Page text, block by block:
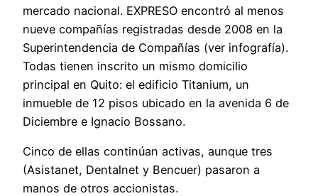
mercado nacional. EXPRESO encontró al menos
nueve compañías registradas desde 2008 en la
Superintendencia de Compañías (ver infografía).
Todas tienen inscrito un mismo domicilio
principal en Quito: el edificio Titanium, un
inmueble de 12 pisos ubicado en la avenida 6 de
Diciembre e Ignacio Bossano.
Cinco de ellas continúan activas, aunque tres
(Asistanet, Dentalnet y Bencuer) pasaron a
manos de otros accionistas.